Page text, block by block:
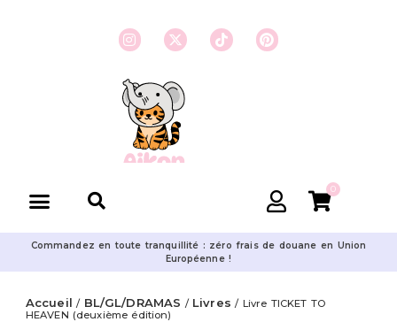
0
Commandez en toute tranquillité : zéro frais de douane en Union
Européenne !
Accueil / BL/GL/DRAMAS / Livres / Livre TICKET TO
HEAVEN (deuxième édition)